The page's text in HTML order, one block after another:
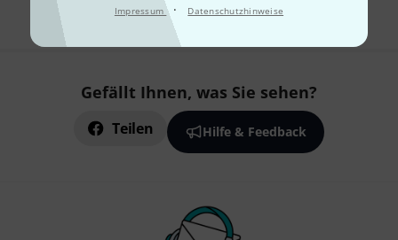
Impressum · Datenschutzhinweise
Gefällt Ihnen, was Sie sehen?
Teilen Hilfe & Feedback